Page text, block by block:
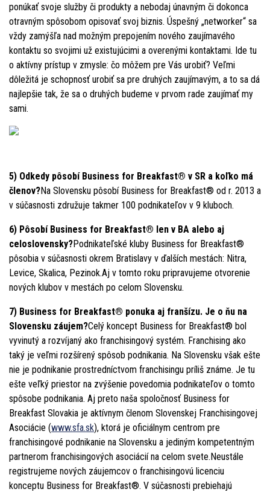
ponúkať svoje služby či produkty a nebodaj únavným či dokonca
otravným spôsobom opisovať svoj biznis. Úspešný „networker“ sa
vždy zamýšľa nad možným prepojením nového zaujímavého
kontaktu so svojimi už existujúcimi a overenými kontaktami. Ide tu
o aktívny prístup v zmysle: čo môžem pre Vás urobiť? Veľmi
dôležitá je schopnosť urobiť sa pre druhých zaujímavým, a to sa dá
najlepšie tak, že sa o druhých budeme v prvom rade zaujímať my
sami.
5) Odkedy pôsobí Business for Breakfast® v SR a koľko má
členov?Na Slovensku pôsobí Business for Breakfast® od r. 2013 a
v súčasnosti združuje takmer 100 podnikateľov v 9 kluboch.
6) Pôsobí Business for Breakfast® len v BA alebo aj
celoslovensky?Podnikateľské kluby Business for Breakfast®
pôsobia v súčasnosti okrem Bratislavy v ďalších mestách: Nitra,
Levice, Skalica, Pezinok.Aj v tomto roku pripravujeme otvorenie
nových klubov v mestách po celom Slovensku.
7) Business for Breakfast® ponuka aj franšízu. Je o ňu na
Slovensku záujem?Celý koncept Business for Breakfast® bol
vyvinutý a rozvíjaný ako franchisingový systém. Franchising ako
taký je veľmi rozšírený spôsob podnikania. Na Slovensku však ešte
nie je podnikanie prostredníctvom franchisingu príliš známe. Je tu
ešte veľký priestor na zvýšenie povedomia podnikateľov o tomto
spôsobe podnikania. Aj preto naša spoločnosť Business for
Breakfast Slovakia je aktívnym členom Slovenskej Franchisingovej
Asociácie (www.sfa.sk), ktorá je oficiálnym centrom pre
franchisingové podnikanie na Slovensku a jediným kompetentným
partnerom franchisingových asociácií na celom svete.Neustále
registrujeme nových záujemcov o franchisingovú licenciu
konceptu Business for Breakfast®. V súčasnosti prebiehajú